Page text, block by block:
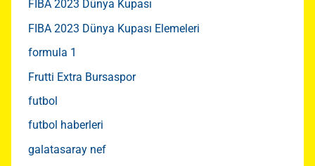
FIBA 2023 Dünya Kupası
FIBA 2023 Dünya Kupası Elemeleri
formula 1
Frutti Extra Bursaspor
futbol
futbol haberleri
galatasaray nef